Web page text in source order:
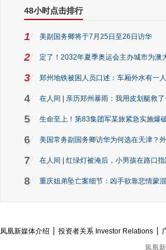
48小时点击排行
1 美副国务卿将于7月25日至26日访华
2 定了！2032年夏季奥运会主办城市为澳
3 郑州地铁被困人员口述：车厢外水有一
4 在人间 | 亲历郑州暴雨：我用皮划艇救
5 生命至上！第83集团军某旅紧急实施爆
6 美国常务副国务卿访华为何选在天津？
7 在人间 | 红绿灯被淹后，小男孩在路口
8 重庆姐弟坠亡案细节：凶手欲靠悲情蒙
凤凰新媒体介绍 投资者关系 Investor Relations
凤凰